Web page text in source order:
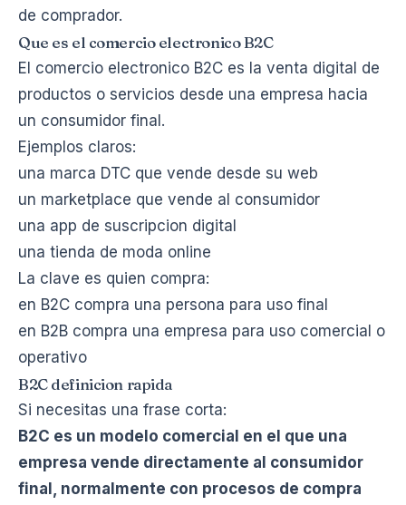
de comprador.
Que es el comercio electronico B2C
El comercio electronico B2C es la venta digital de
productos o servicios desde una empresa hacia
un consumidor final.
Ejemplos claros:
una marca DTC que vende desde su web
un marketplace que vende al consumidor
una app de suscripcion digital
una tienda de moda online
La clave es quien compra:
en B2C compra una persona para uso final
en B2B compra una empresa para uso comercial o
operativo
B2C definicion rapida
Si necesitas una frase corta:
B2C es un modelo comercial en el que una
empresa vende directamente al consumidor
final, normalmente con procesos de compra